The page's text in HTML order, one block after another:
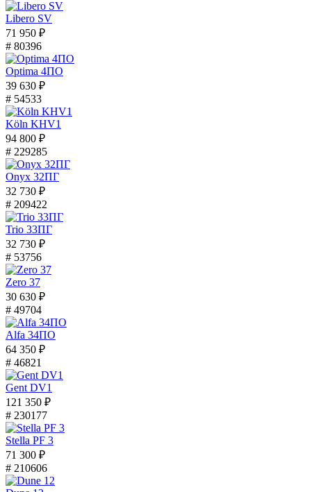
Libero SV
71 950 ₽
# 80396
Optima 4ПО
39 630 ₽
# 54533
Köln KHV1
94 800 ₽
# 229285
Onyx 32ПГ
32 730 ₽
# 209422
Trio 33ПГ
32 730 ₽
# 53756
Zero 37
30 630 ₽
# 49704
Alfa 34ПО
64 350 ₽
# 46821
Gent DV1
121 350 ₽
# 230177
Stella PF 3
71 300 ₽
# 210606